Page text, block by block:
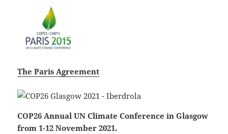
The Paris Agreement
COP26 Annual UN Climate Conference in Glasgow
from 1-12 November 2021.